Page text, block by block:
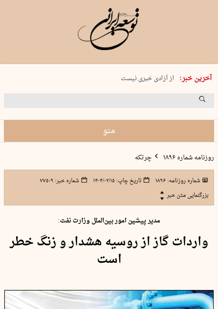
آخرین خبر:
یکشنبه 18 مرداد 1405 شماره 2245
از آزادی خبری نیست
۸۸۸ نفر سال گذشته بر اثر غرق‌شدگی جان …
منو
روزنامه شماره ۱۸۹۶ چرتکه
شماره روزنامه:۱۸۹۶ تاریخ چاپ:۱۴۰۴/۰۲/۱۵ شماره خبر: ۷۷۵۰۹
بزرگنمایی متن خبر
مدیر پیشین امور بین‌الملل وزارت نفت:
واردات گاز از روسیه هشدار و زنگ خطر
است